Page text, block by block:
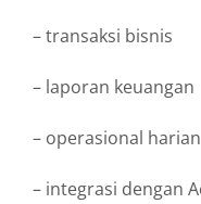
– transaksi bisnis
– laporan keuangan
– operasional harian
– integrasi dengan